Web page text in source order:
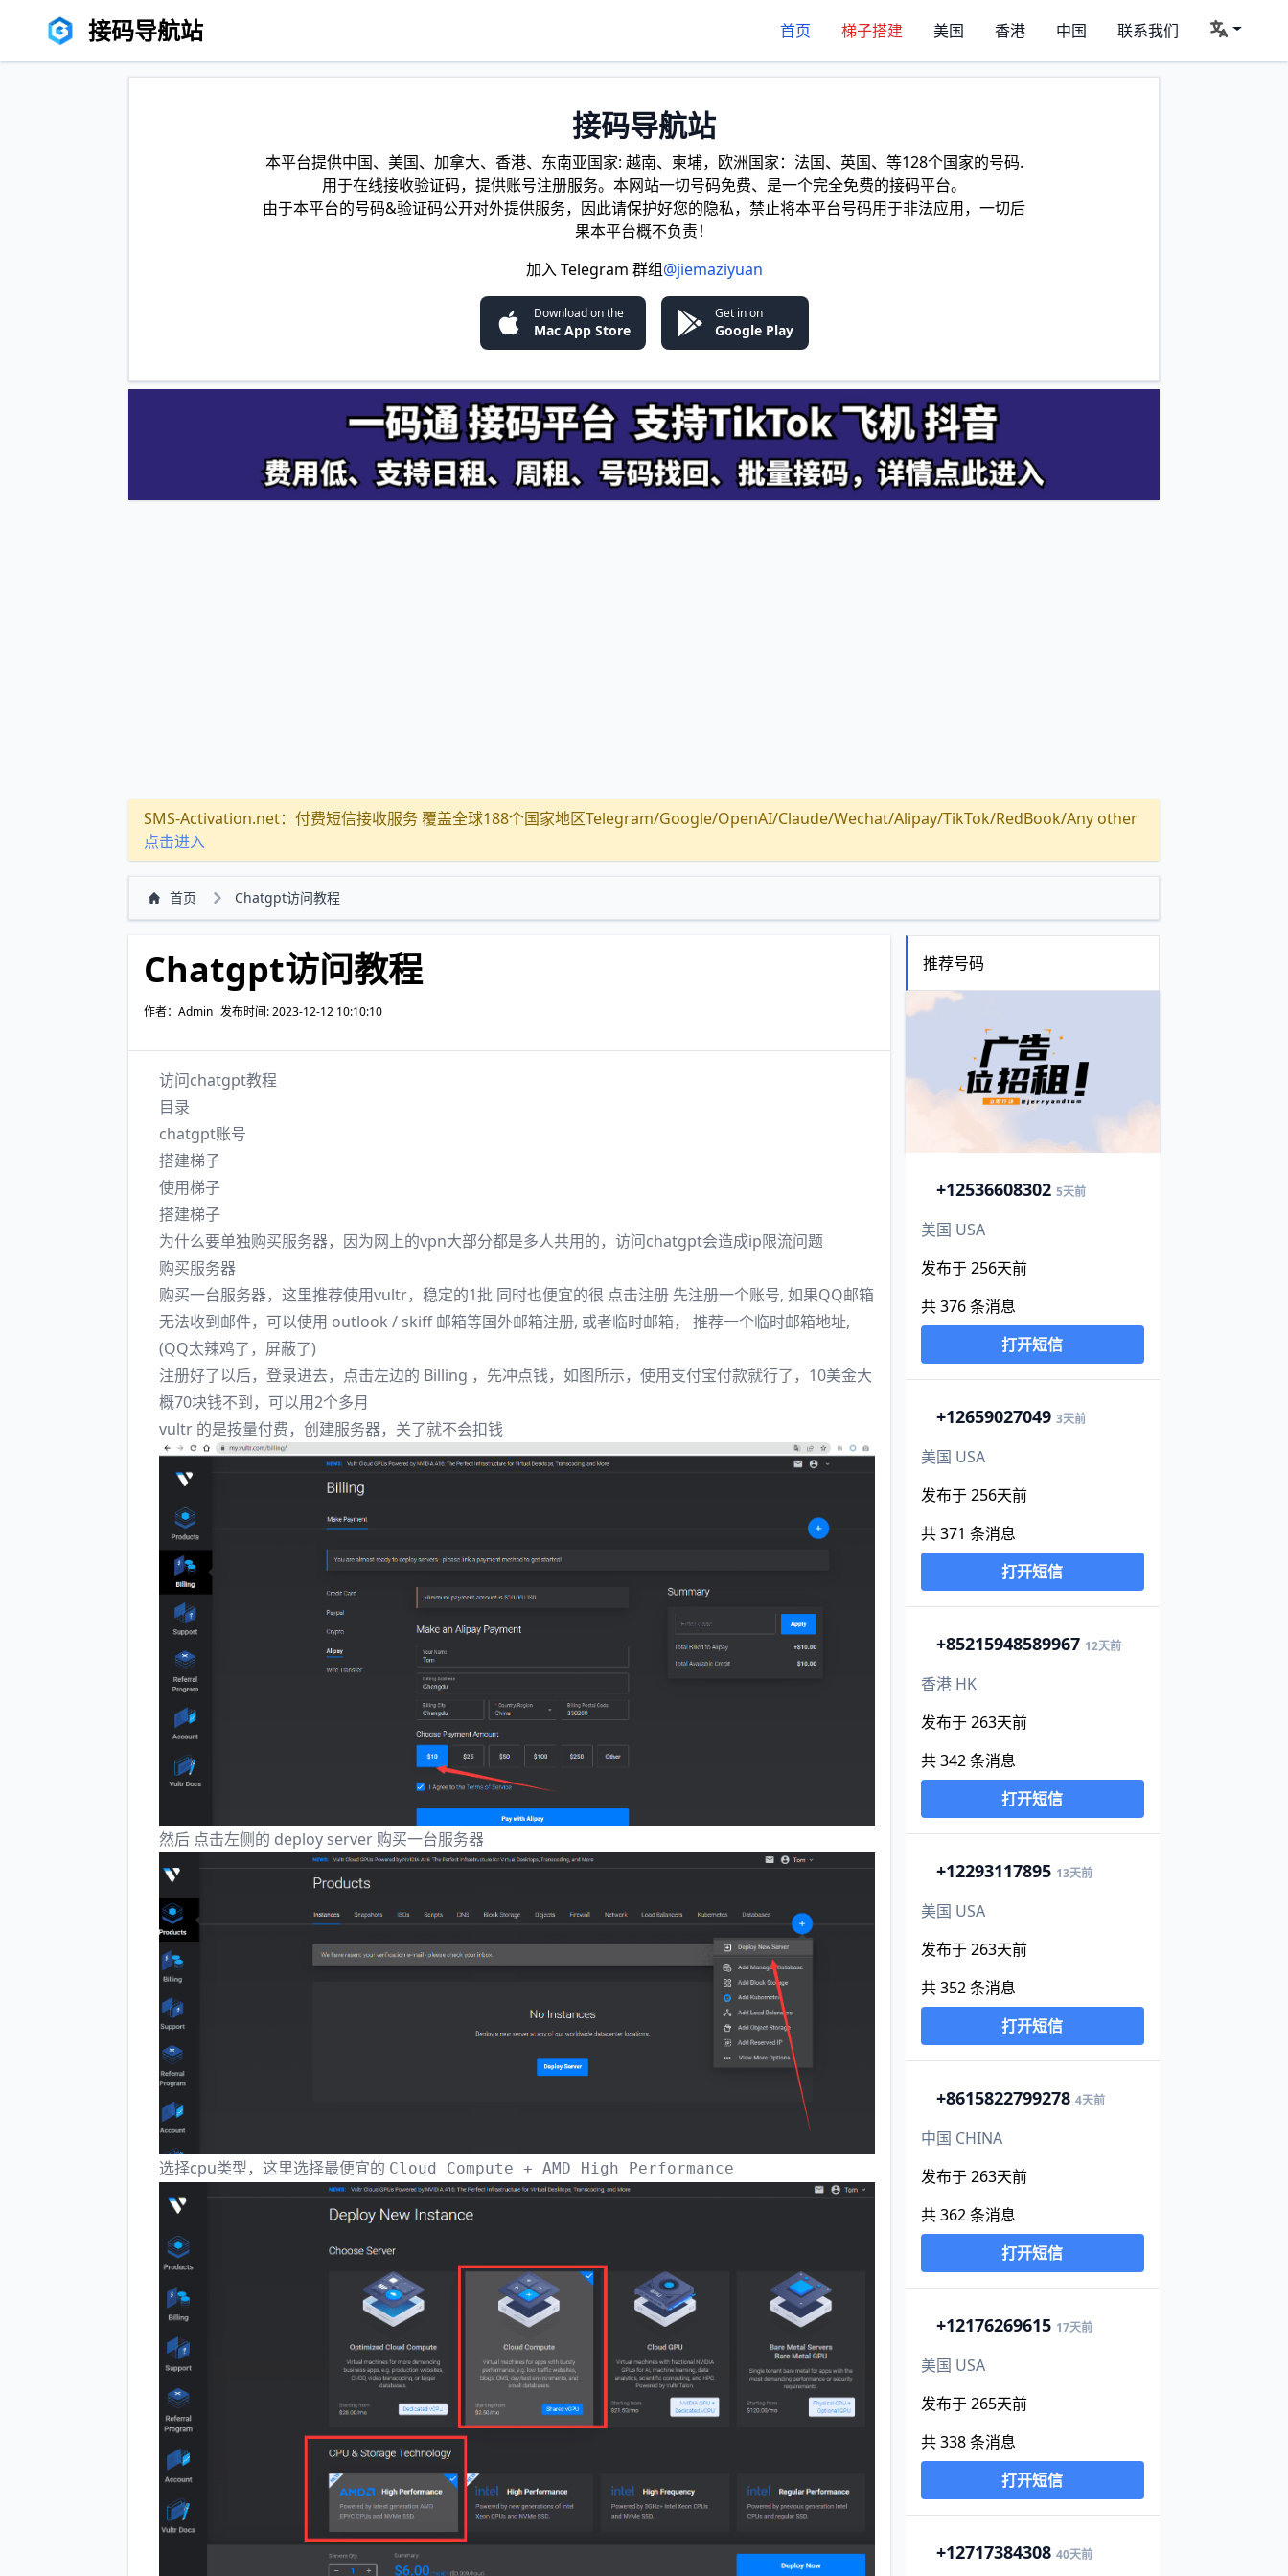
接码导航站 首页 梯子搭建 美国 香港 中国 联系我们
接码导航站
本平台提供中国、美国、加拿大、香港、东南亚国家: 越南、柬埔，欧洲国家：法国、英国、等128个国家的号码.
用于在线接收验证码，提供账号注册服务。本网站一切号码免费、是一个完全免费的接码平台。
由于本平台的号码&验证码公开对外提供服务，因此请保护好您的隐私，禁止将本平台号码用于非法应用，一切后
果本平台概不负责！
加入 Telegram 群组@jiemaziyuan
Download on the
Mac App Store
Get in on
Google Play
SMS-Activation.net：付费短信接收服务 覆盖全球188个国家地区Telegram/Google/OpenAI/Claude/Wechat/Alipay/TikTok/RedBook/Any other
点击进入
首页 Chatgpt访问教程
Chatgpt访问教程
作者：Admin 发布时间: 2023-12-12 10:10:10
访问chatgpt教程
目录
chatgpt账号
搭建梯子
使用梯子
搭建梯子
为什么要单独购买服务器，因为网上的vpn大部分都是多人共用的，访问chatgpt会造成ip限流问题
购买服务器
购买一台服务器，这里推荐使用vultr，稳定的1批 同时也便宜的很 点击注册 先注册一个账号, 如果QQ邮箱
无法收到邮件，可以使用 outlook / skiff 邮箱等国外邮箱注册, 或者临时邮箱， 推荐一个临时邮箱地址,
(QQ太辣鸡了，屏蔽了)
注册好了以后，登录进去，点击左边的 Billing ，先冲点钱，如图所示，使用支付宝付款就行了，10美金大
概70块钱不到，可以用2个多月
vultr 的是按量付费，创建服务器，关了就不会扣钱
然后 点击左侧的 deploy server 购买一台服务器
选择cpu类型，这里选择最便宜的 Cloud Compute + AMD High Performance
推荐号码
+12536608302 5天前
美国 USA
发布于 256天前
共 376 条消息
打开短信
+12659027049 3天前
美国 USA
发布于 256天前
共 371 条消息
打开短信
+85215948589967 12天前
香港 HK
发布于 263天前
共 342 条消息
打开短信
+12293117895 13天前
美国 USA
发布于 263天前
共 352 条消息
打开短信
+8615822799278 4天前
中国 CHINA
发布于 263天前
共 362 条消息
打开短信
+12176269615 17天前
美国 USA
发布于 265天前
共 338 条消息
打开短信
+12717384308 40天前